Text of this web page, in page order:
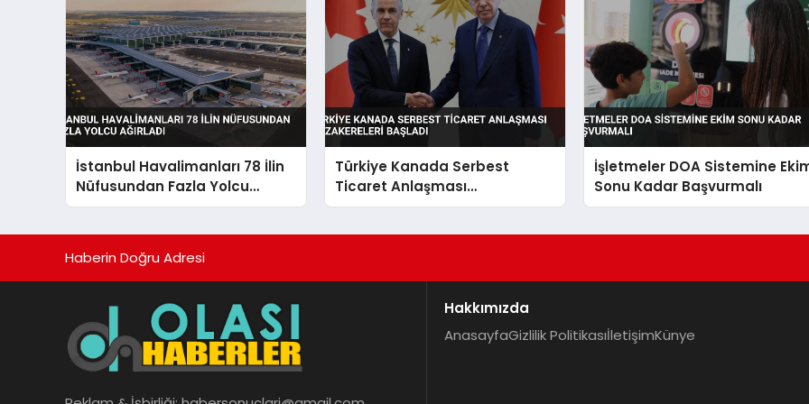
İstanbul Havalimanları 78 İlin
Nüfusundan Fazla Yolcu
Ağırladı
Türkiye Kanada Serbest
Ticaret Anlaşması
Müzakereleri Başladı
İşletmeler DOA Sistemine
Sonu Kadar Başvurmalı
Haberin Doğru Adresi
Hakkımızda
AnasayfaGizlilik PolitikasıİletişimKünye